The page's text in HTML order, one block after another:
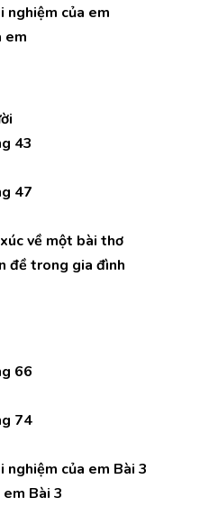
của em
em
43
47
về một bài thơ
đề trong gia đình
66
74
của em Bài 3
Bài 3